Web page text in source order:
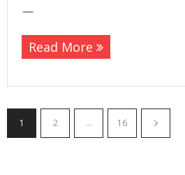
ー
Read More
1 2 … 16